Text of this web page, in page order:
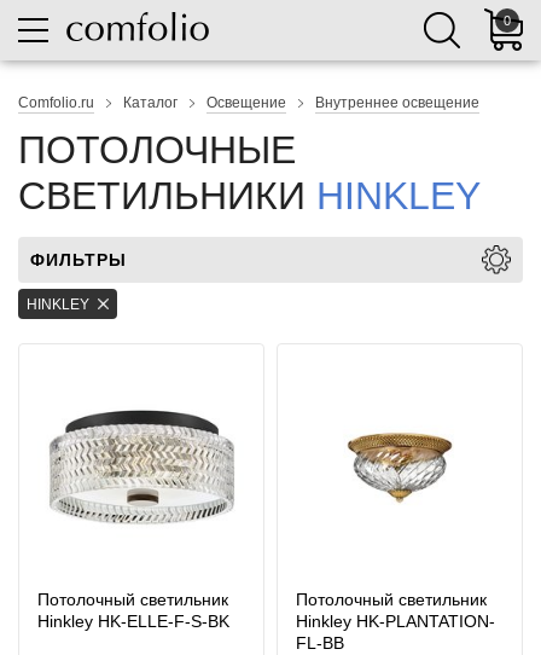
0
Comfolio.ru Каталог Освещение Внутреннее освещение
ПОТОЛОЧНЫЕ
СВЕТИЛЬНИКИ HINKLEY
ФИЛЬТРЫ
HINKLEY
Потолочный светильник
Hinkley HK-ELLE-F-S-BK
Потолочный светильник
Hinkley HK-PLANTATION-
FL-BB